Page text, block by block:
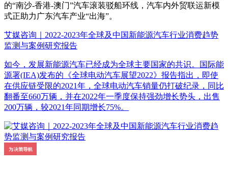
的“南沙-香港-澳门”汽车滚装驳船环线，汽车内外贸联运新模
式正助力广东汽车产业“出海”。
艾媒咨询｜2022-2023年全球及中国新能源汽车行业消费趋势
监测与案例研究报告
如今，发展新能源汽车已经成为全球主要国家的共识。国际能
源署(IEA)发布的《全球电动汽车展望2022》报告指出，即使
在供应链受限的2021年，全球电动汽车销量仍打破纪录，同比
翻番至660万辆，并在2022年一季度保持强劲增长势头，出售
200万辆，较2021年同期增长75%。